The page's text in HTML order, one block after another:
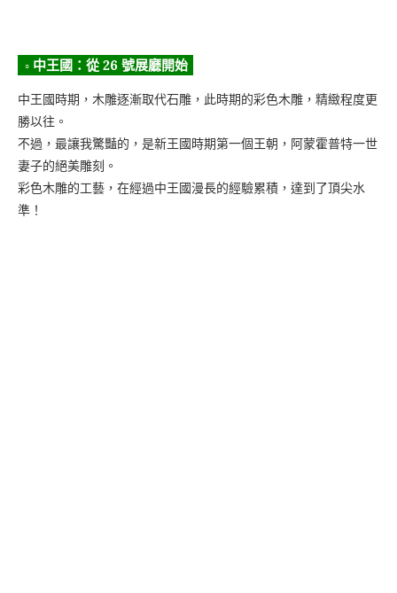
◦ 中王國：從 26 號展廳開始
中王國時期，木雕逐漸取代石雕，此時期的彩色木雕，精緻程度更
勝以往。
不過，最讓我驚豔的，是新王國時期第一個王朝，阿蒙霍普特一世
妻子的絕美雕刻。
彩色木雕的工藝，在經過中王國漫長的經驗累積，達到了頂尖水
準！